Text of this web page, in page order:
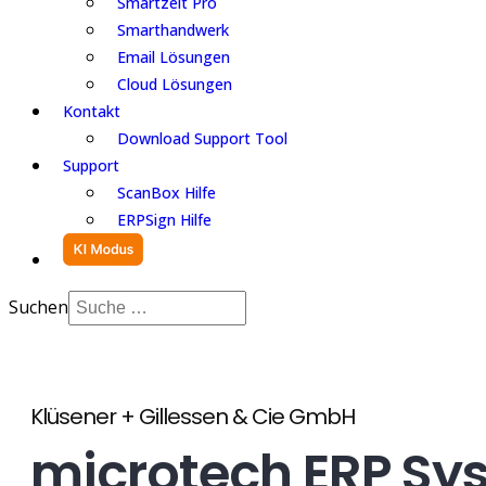
Smarthandwerk
Email Lösungen
Cloud Lösungen
Kontakt
Download Support Tool
Support
ScanBox Hilfe
ERPSign Hilfe
Suchen
Klüsener + Gillessen & Cie GmbH